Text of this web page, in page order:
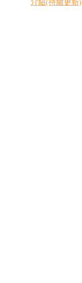
介紹(持續更新)